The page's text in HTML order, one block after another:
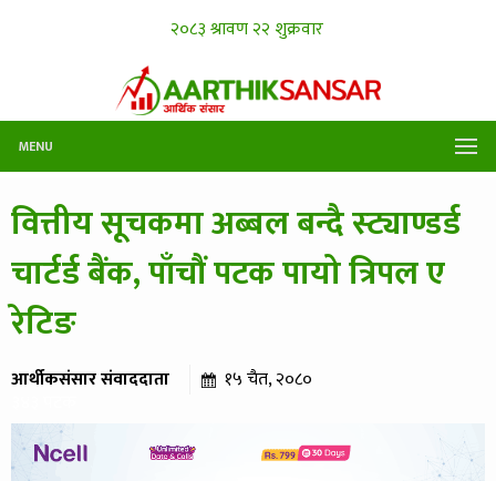
MENU
वित्तीय सूचकमा अब्बल बन्दै स्ट्याण्डर्ड
चार्टर्ड बैंक, पाँचौं पटक पायो त्रिपल ए
रेटिङ
आर्थीकसंसार संवाददाता १५ चैत, २०८०